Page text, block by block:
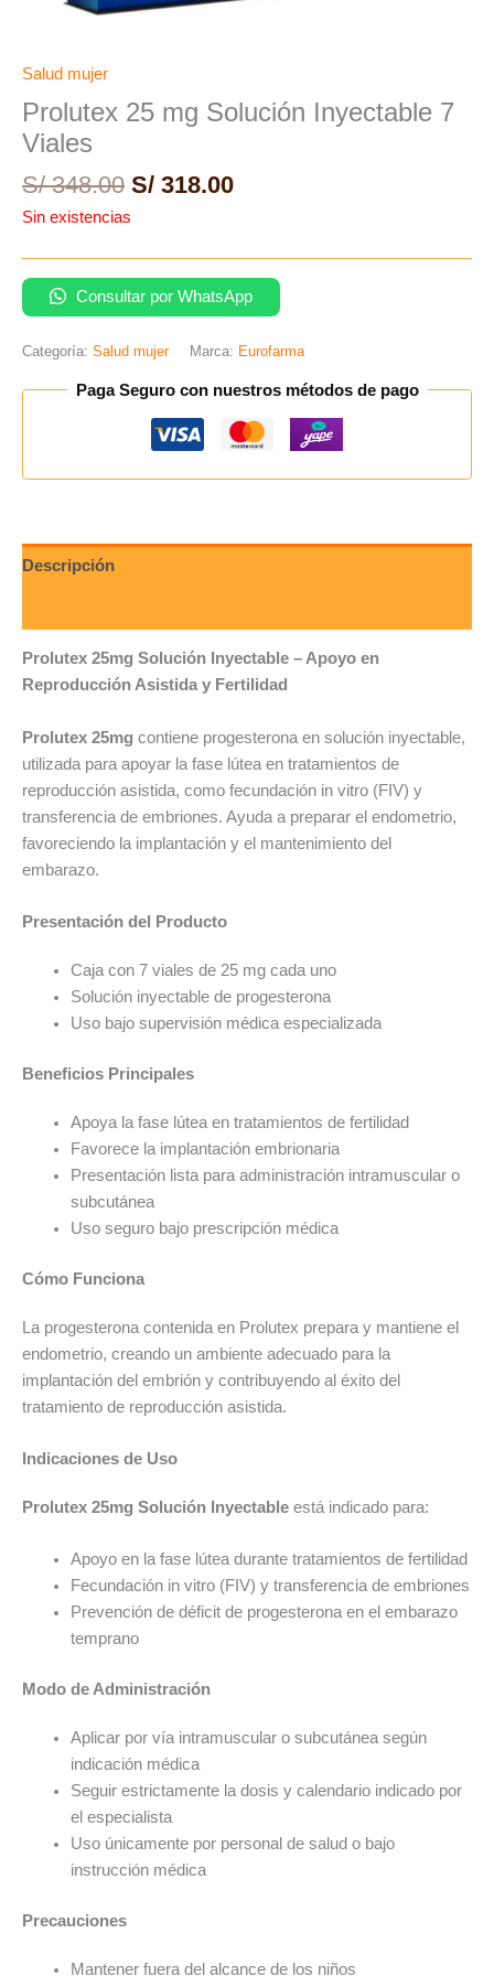
Salud mujer
Prolutex 25 mg Solución Inyectable 7
Viales
S/348.00 S/ 318.00
Sin existencias
Consultar por WhatsApp
Categoría: Salud mujer Marca: Eurofarma
Paga Seguro con nuestros métodos de pago
Descripción
Prolutex 25mg Solución Inyectable – Apoyo en
Reproducción Asistida y Fertilidad
Prolutex 25mg contiene progesterona en solución inyectable,
utilizada para apoyar la fase lútea en tratamientos de
reproducción asistida, como fecundación in vitro (FIV) y
transferencia de embriones. Ayuda a preparar el endometrio,
favoreciendo la implantación y el mantenimiento del
embarazo.
Presentación del Producto
Caja con 7 viales de 25 mg cada uno
Solución inyectable de progesterona
Uso bajo supervisión médica especializada
Beneficios Principales
Apoya la fase lútea en tratamientos de fertilidad
Favorece la implantación embrionaria
Presentación lista para administración intramuscular o
subcutánea
Uso seguro bajo prescripción médica
Cómo Funciona
La progesterona contenida en Prolutex prepara y mantiene el
endometrio, creando un ambiente adecuado para la
implantación del embrión y contribuyendo al éxito del
tratamiento de reproducción asistida.
Indicaciones de Uso
Prolutex 25mg Solución Inyectable está indicado para:
Apoyo en la fase lútea durante tratamientos de fertilidad
Fecundación in vitro (FIV) y transferencia de embriones
Prevención de déficit de progesterona en el embarazo
temprano
Modo de Administración
Aplicar por vía intramuscular o subcutánea según
indicación médica
Seguir estrictamente la dosis y calendario indicado por
el especialista
Uso únicamente por personal de salud o bajo
instrucción médica
Precauciones
Mantener fuera del alcance de los niños